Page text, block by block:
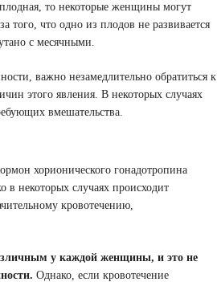
то некоторые женщины могут
того, что одно из плодов не развивается
с месячными.
важно незамедлительно обратиться к
этого явления. В некоторых случаях
вмешательства.
хорионического гонадотропина
некоторых случаях происходит
кровотечению,
у каждой женщины, и это не
Однако, если кровотечение